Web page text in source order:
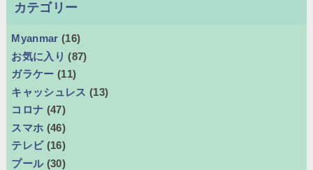
カテゴリー
Myanmar (16)
お気に入り (87)
ガラケー (11)
キャッシュレス (13)
コロナ (47)
スマホ (46)
テレビ (16)
プール (30)